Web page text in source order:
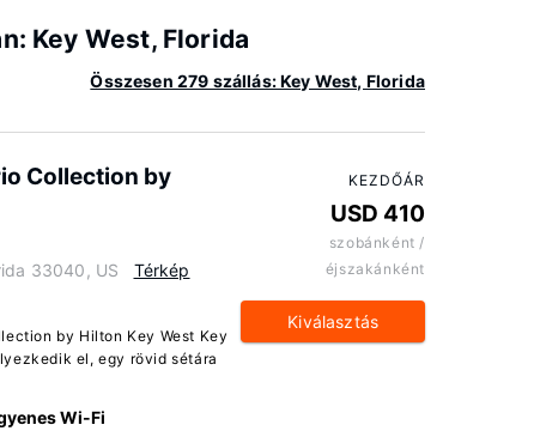
Key West, Florida
Összesen 279 szállás: Key West, Florida
Collection by
33040, US
Térkép
by Hilton Key West Key
el, egy rövid sétára
Wi-Fi
KEZDŐÁR
USD 410
szobánként /
éjszakánként
Kiválasztás